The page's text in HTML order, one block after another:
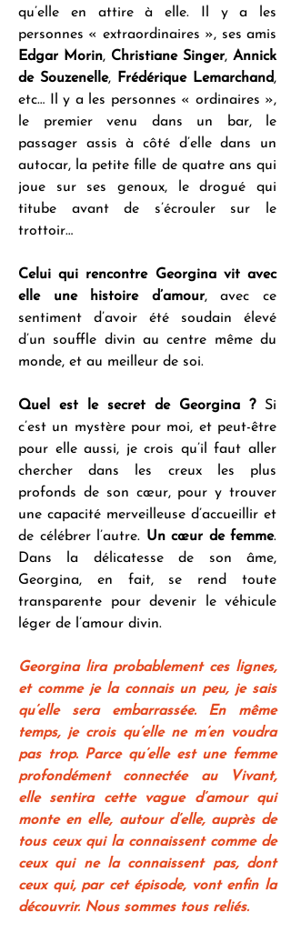
qu’elle en attire à elle. Il y a les
Edgar Morin, Christiane Singer, Annick
de Souzenelle, Frédérique Lemarchand,
etc… Il y a les personnes « ordinaires »,
le premier venu dans un bar, le
passager assis à côté d’elle dans un
autocar, la petite fille de quatre ans qui
joue sur ses genoux, le drogué qui
titube avant de s’écrouler sur le
trottoir…
Celui qui rencontre Georgina vit avec
elle une histoire d’amour, avec ce
sentiment d’avoir été soudain élevé
d’un souffle divin au centre même du
monde, et au meilleur de soi.
Quel est le secret de Georgina ? Si
c’est un mystère pour moi, et peut-être
pour elle aussi, je crois qu’il faut aller
chercher dans les creux les plus
profonds de son cœur, pour y trouver
une capacité merveilleuse d’accueillir et
de célébrer l’autre. Un cœur de femme.
Dans la délicatesse de son âme,
Georgina, en fait, se rend toute
transparente pour devenir le véhicule
léger de l’amour divin.
Georgina lira probablement ces lignes,
et comme je la connais un peu, je sais
qu’elle sera embarrassée. En même
temps, je crois qu’elle ne m’en voudra
pas trop. Parce qu’elle est une femme
profondément connectée au Vivant,
elle sentira cette vague d’amour qui
monte en elle, autour d’elle, auprès de
tous ceux qui la connaissent comme de
ceux qui ne la connaissent pas, dont
ceux qui, par cet épisode, vont enfin la
découvrir. Nous sommes tous reliés.